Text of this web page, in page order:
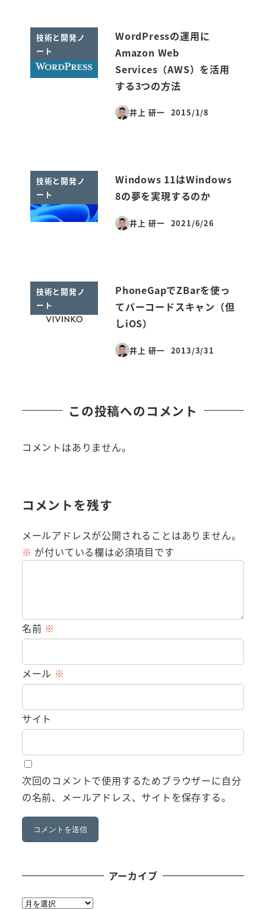
技術と開発ノ
ート
WordPressの運用に
Amazon Web
Services（AWS）を活用
する3つの方法
井上 研一
投稿日
2015/1/8
技術と開発ノ
ート
Windows 11はWindows
8の夢を実現するのか
井上 研一
投稿日
2021/6/26
技術と開発ノ
ート
PhoneGapでZBarを使っ
てバーコードスキャン（但
しiOS）
井上 研一
投稿日
2013/3/31
この投稿へのコメント
コメントはありません。
コメントを残す
メールアドレスが公開されることはありません。
※ が付いている欄は必須項目です
名前 ※
メール ※
サイト
次回のコメントで使用するためブラウザーに自分
の名前、メールアドレス、サイトを保存する。
アーカイブ
ア